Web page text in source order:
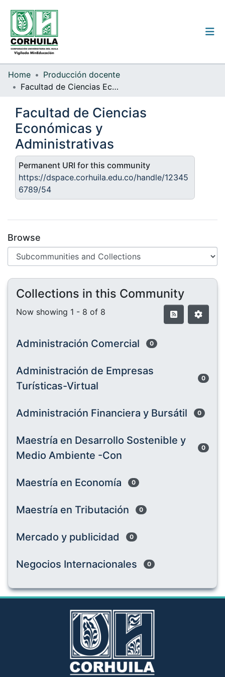
Institutional guidelines
All of the repository
Statistics
Log
(current)
Home
Producción docente
Facultad de Ciencias Económicas y Administrativas
Facultad de Ciencias
Económicas y
Administrativas
Permanent URI for this community
https://dspace.corhuila.edu.co/handle/12345
6789/54
Browse
Collections in this Community
Now showing 1 - 8 of 8
Administración Comercial 0
Administración de Empresas
Turísticas-Virtual
0
Administración Financiera y Bursátil 0
Maestría en Desarrollo Sostenible y
Medio Ambiente -Con
0
Maestría en Economía 0
Maestría en Tributación 0
Mercado y publicidad 0
Negocios Internacionales 0